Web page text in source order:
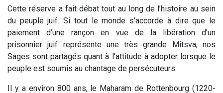
Cette réserve a fait débat tout au long de l’histoire au sein
du peuple juif. Si tout le monde s’accorde à dire que le
paiement d’une rançon en vue de la libération d’un
prisonnier juif représente une très grande Mitsva, nos
Sages sont partagés quant à l’attitude à adopter lorsque le
peuple est soumis au chantage de persécuteurs.
Il y a environ 800 ans, le Maharam de Rottenbourg (1220-